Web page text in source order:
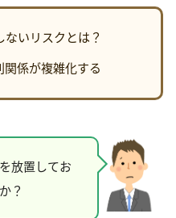
いリスクとは？
係が複雑化する
放置してお
？